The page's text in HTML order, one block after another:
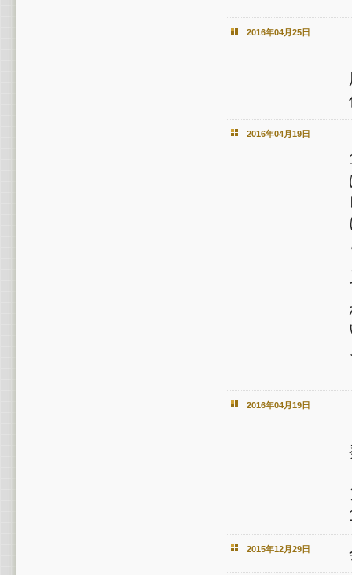
2016年04月25日
2016年04月19日
2016年04月19日
2015年12月29日